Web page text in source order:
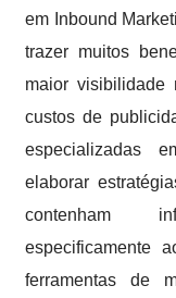
em Inbound
trazer muitos
maior
custos de
especializadas
elaborar
contenham
especificamente
ferramentas de